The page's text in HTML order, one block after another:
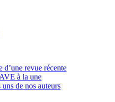
d’une revue récente
à la une
de nos auteurs